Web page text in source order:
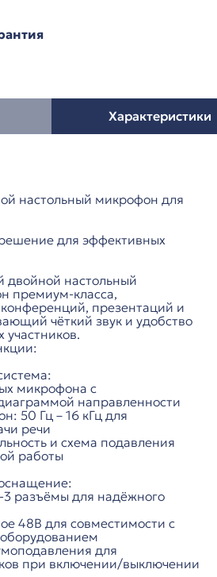
Характеристики
настольный микрофон для
для эффективных
двойной настольный
премиум-класса,
презентаций и
чёткий звук и удобство
участников.
микрофона с
направленности
50 Гц – 16 кГц для
речи
и схема подавления
работы
3 разъёмы для надёжного
48В для совместимости с
для
при включении/выключении